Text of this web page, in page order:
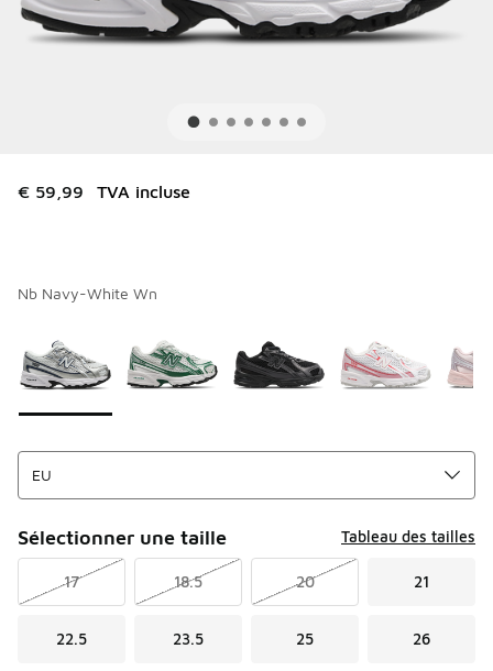
€ 59,99 TVA incluse
Nb Navy-White Wn
Sélectionner une taille Tableau des tailles
17 18.5 20 21
22.5 23.5 25 26